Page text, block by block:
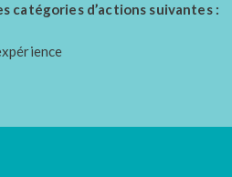
d’actions suivantes :